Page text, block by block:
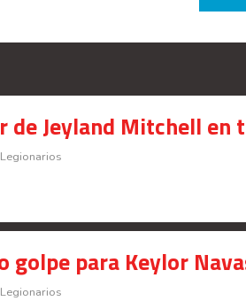
de Jeyland Mitchell
golpe para Keylor